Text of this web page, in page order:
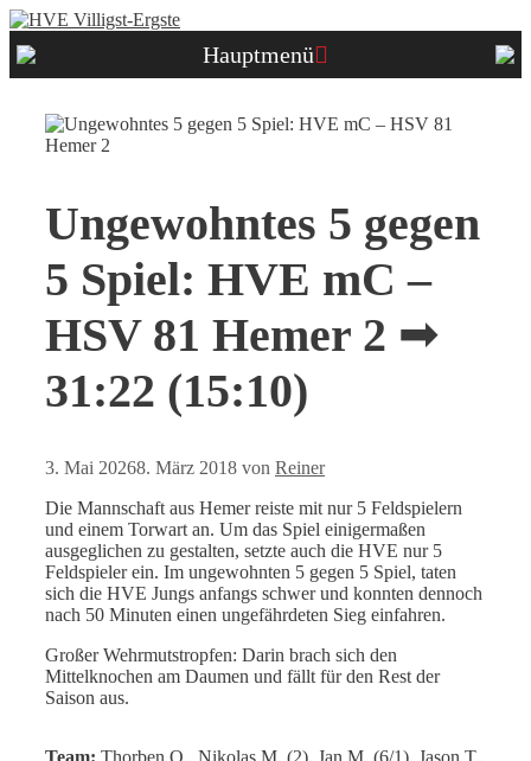
Zum
springen
Hauptmenü
Ungewohntes 5 gegen
5 Spiel: HVE mC –
HSV 81 Hemer 2 ➟
31:22 (15:10)
3. Mai 20268. März 2018 von Reiner
Die Mannschaft aus Hemer reiste mit nur 5 Feldspielern
und einem Torwart an. Um das Spiel einigermaßen
ausgeglichen zu gestalten, setzte auch die HVE nur 5
Feldspieler ein. Im ungewohnten 5 gegen 5 Spiel, taten
sich die HVE Jungs anfangs schwer und konnten dennoch
nach 50 Minuten einen ungefährdeten Sieg einfahren.
Großer Wehrmutstropfen: Darin brach sich den
Mittelknochen am Daumen und fällt für den Rest der
Saison aus.